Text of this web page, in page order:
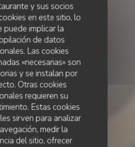
y sus socios
en este sitio, lo
puede implicar la
de datos
Las cookies
«necesarias» son
y se instalan por
Otras cookies
requieren su
Estas cookies
sirven para analizar
medir la
del sitio, ofrecer